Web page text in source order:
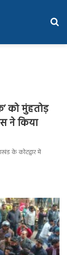
को मुंहतोड़
ने किया
के कोटद्वार में